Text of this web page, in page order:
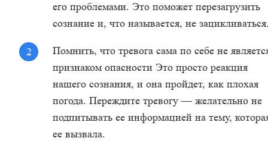
его проблемами. Это поможет перезагрузить
сознание и, что называется, не
Помнить, что тревога сама по себе не
признаком опасности Это просто реакция
нашего сознания, и она пройдет, как плохая
погода. Переждите тревогу — желательно не
подпитывать ее информацией на тему,
ее вызвала.